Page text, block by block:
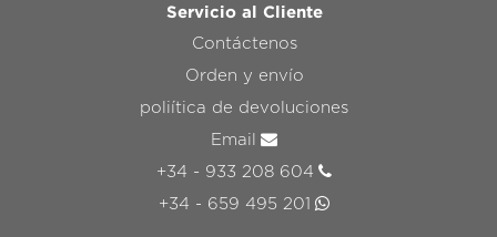
Servicio al Cliente
Contáctenos
Orden y envío
poliítica de devoluciones
Email
+34 - 933 208 604
+34 - 659 495 201